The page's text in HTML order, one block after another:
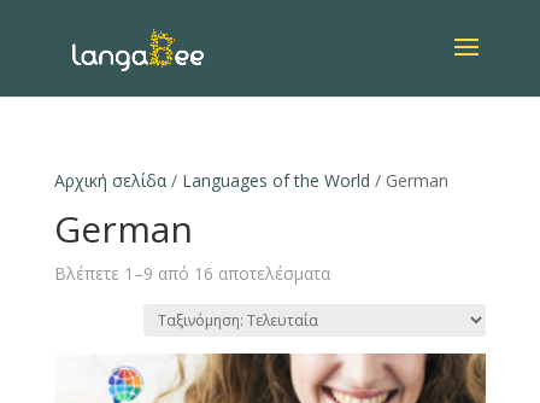
Αρχική σελίδα/ Languages of the World / German
German
Βλέπετε 1–9 από 16 αποτελέσματα